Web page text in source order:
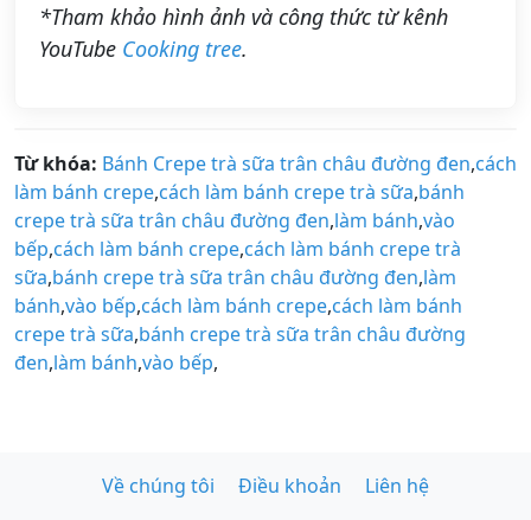
*Tham khảo hình ảnh và công thức từ kênh
YouTube Cooking tree.
Từ khóa: Bánh Crepe trà sữa trân châu đường đen,cách
làm bánh crepe,cách làm bánh crepe trà sữa,bánh
crepe trà sữa trân châu đường đen,làm bánh,vào
bếp,cách làm bánh crepe,cách làm bánh crepe trà
sữa,bánh crepe trà sữa trân châu đường đen,làm
bánh,vào bếp,cách làm bánh crepe,cách làm bánh
crepe trà sữa,bánh crepe trà sữa trân châu đường
đen,làm bánh,vào bếp,
Về chúng tôi Điều khoản Liên hệ